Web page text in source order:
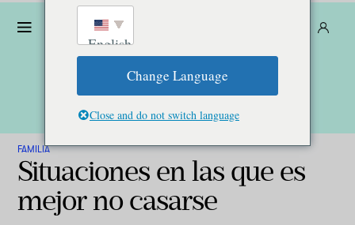
FAMILIA
Situaciones en las que es
mejor no casarse
English
Change Language
Close and do not switch language